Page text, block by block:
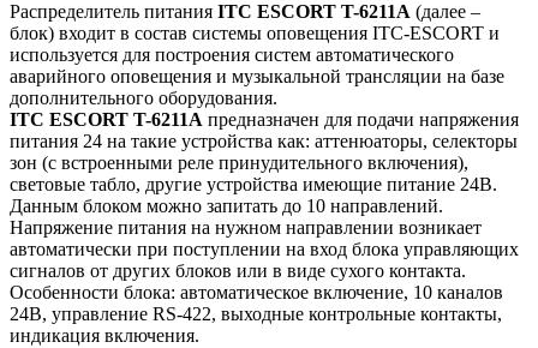
Распределитель питания ITC ESCORT T-6211A (далее –
блок) входит в состав системы оповещения ITC-ESCORT и
используется для построения систем автоматического
аварийного оповещения и музыкальной трансляции на базе
дополнительного оборудования.
ITC ESCORT T-6211A предназначен для подачи напряжения
питания 24 на такие устройства как: аттенюаторы, селекторы
зон (с встроенными реле принудительного включения),
световые табло, другие устройства имеющие питание 24В.
Данным блоком можно запитать до 10 направлений.
Напряжение питания на нужном направлении возникает
автоматически при поступлении на вход блока управляющих
сигналов от других блоков или в виде сухого контакта.
Особенности блока: автоматическое включение, 10 каналов
24В, управление RS-422, выходные контрольные контакты,
индикация включения.